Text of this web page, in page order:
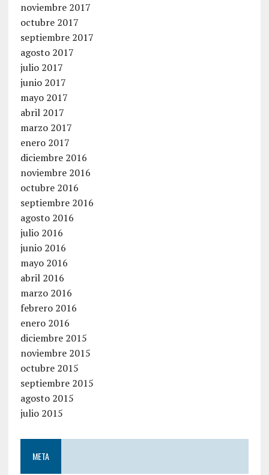
noviembre 2017
octubre 2017
septiembre 2017
agosto 2017
julio 2017
junio 2017
mayo 2017
abril 2017
marzo 2017
enero 2017
diciembre 2016
noviembre 2016
octubre 2016
septiembre 2016
agosto 2016
julio 2016
junio 2016
mayo 2016
abril 2016
marzo 2016
febrero 2016
enero 2016
diciembre 2015
noviembre 2015
octubre 2015
septiembre 2015
agosto 2015
julio 2015
META